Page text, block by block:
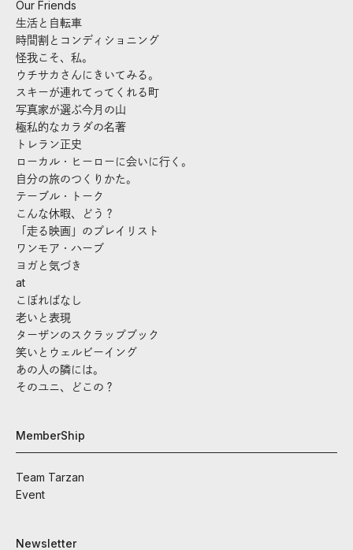
Our Friends
生活と自転車
時間割とコンディショニング
怪我こそ、私。
ウチサカさんにきいてみる。
スキーが連れてってくれる町
写真家が選ぶ今月の山
極私的なカラダの名著
トレラン正史
ローカル・ヒーローに会いに行く。
自分の旅のつくりかた。
テーブル・トーク
こんな休暇、どう？
「走る映画」のプレイリスト
ワンモア・ハーブ
ヨガと気づき
at
こぼればなし
老いと表現
ターザンのスクラップブック
笑いとウェルビーイング
あの人の隣には。
そのユニ、どこの？
MemberShip
Team Tarzan
Event
Newsletter